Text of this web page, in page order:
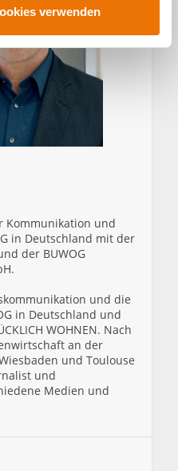
verwenden
Kommunikation und
in Deutschland mit der
der BUWOG
und die
in Deutschland und
WOHNEN. Nach
an der
und Toulouse
und
Medien und